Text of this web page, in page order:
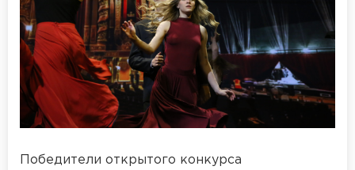
Победители открытого конкурса